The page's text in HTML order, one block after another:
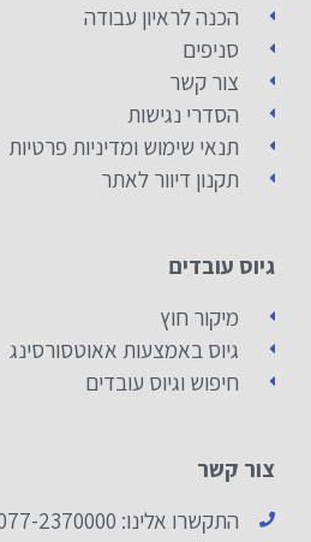
הכנה לראיון עבודה
סניפים
צור קשר
הסדרי נגישות
תנאי שימוש ומדיניות פרטיות
תקנון דיוור לאתר
גיוס עובדים
מיקור חוץ
גיוס באמצעות אאוטסורסינג
חיפוש וגיוס עובדים
צור קשר
התקשרו אלינו: 077-2370000